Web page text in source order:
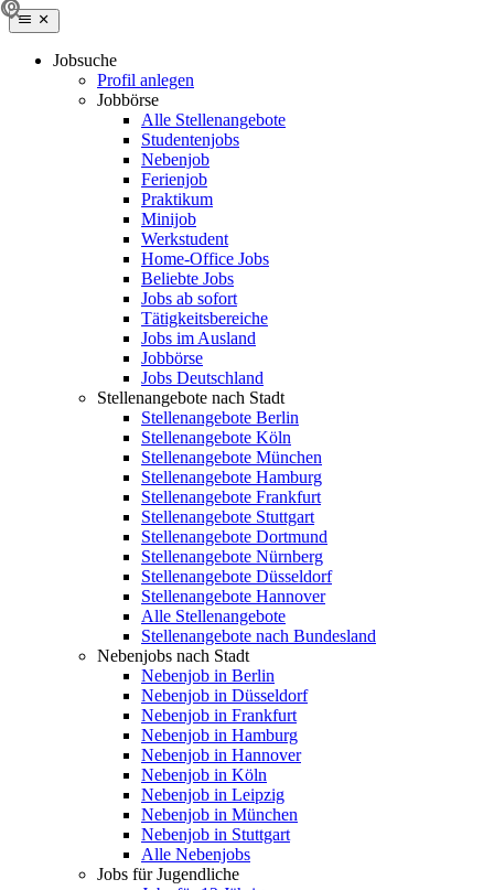
Jobsuche
Profil anlegen
Jobbörse
Alle Stellenangebote
Studentenjobs
Nebenjob
Ferienjob
Praktikum
Minijob
Werkstudent
Home-Office Jobs
Beliebte Jobs
Jobs ab sofort
Tätigkeitsbereiche
Jobs im Ausland
Jobbörse
Jobs Deutschland
Stellenangebote nach Stadt
Stellenangebote Berlin
Stellenangebote Köln
Stellenangebote München
Stellenangebote Hamburg
Stellenangebote Frankfurt
Stellenangebote Stuttgart
Stellenangebote Dortmund
Stellenangebote Nürnberg
Stellenangebote Düsseldorf
Stellenangebote Hannover
Alle Stellenangebote
Stellenangebote nach Bundesland
Nebenjobs nach Stadt
Nebenjob in Berlin
Nebenjob in Düsseldorf
Nebenjob in Frankfurt
Nebenjob in Hamburg
Nebenjob in Hannover
Nebenjob in Köln
Nebenjob in Leipzig
Nebenjob in München
Nebenjob in Stuttgart
Alle Nebenjobs
Jobs für Jugendliche